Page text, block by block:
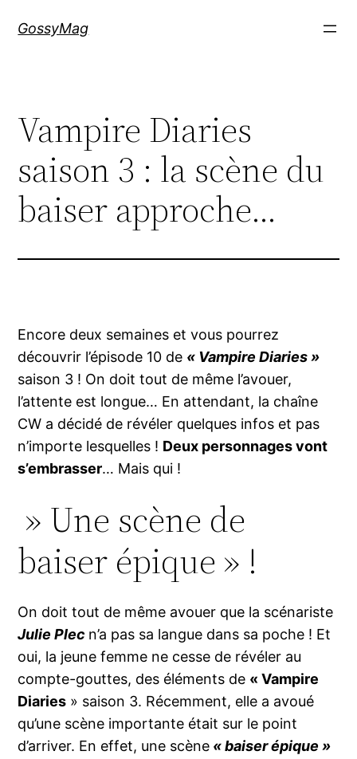
GossyMag
Vampire Diaries
saison 3 : la scène du
baiser approche…
Encore deux semaines et vous pourrez
découvrir l’épisode 10 de « Vampire Diaries »
saison 3 ! On doit tout de même l’avouer,
l’attente est longue… En attendant, la chaîne
CW a décidé de révéler quelques infos et pas
n’importe lesquelles ! Deux personnages vont
s’embrasser… Mais qui !
» Une scène de
baiser épique » !
On doit tout de même avouer que la scénariste
Julie Plec n’a pas sa langue dans sa poche ! Et
oui, la jeune femme ne cesse de révéler au
compte-gouttes, des éléments de « Vampire
Diaries » saison 3. Récemment, elle a avoué
qu’une scène importante était sur le point
d’arriver. En effet, une scène « baiser épique »